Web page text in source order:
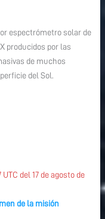
espectrómetro solar de
producidos por las
de muchos
del Sol.
del 17 de agosto de
de la misión